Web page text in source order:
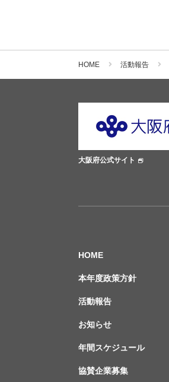
HOME 活動報告
大阪府公式サイト
HOME
本年度政策方針
活動報告
お知らせ
年間スケジュール
協賛企業募集